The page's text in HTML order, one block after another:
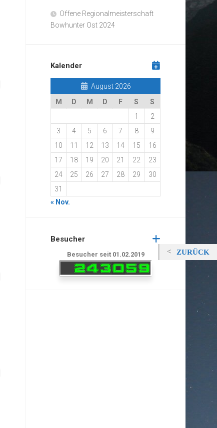
Offene Regionalmeisterschaft
Bowhunter Ost 2024
Kalender
August 2026
M
D M D F S
S
1
2
3
4 5 6 7 8
9
10
11 12 13 14 15
16
17
18 19 20 21 22
23
24
25 26 27 28 29
30
31
« Nov.
Besucher
Besucher seit 01.02.2019 ZURÜCK